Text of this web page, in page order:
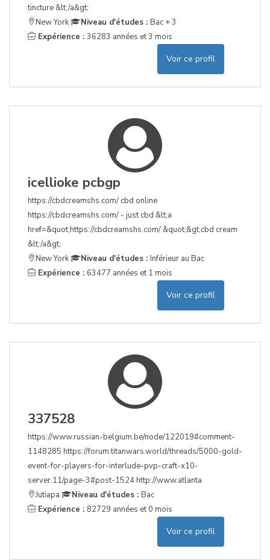
tincture &lt;/a&gt;
New York
Niveau d'études : Bac + 3
Expérience : 36283 années et 3 mois
Voir ce profil
icellioke pcbgp
https://cbdcreamshs.com/ cbd online
https://cbdcreamshs.com/ - just cbd &lt;a
href=&quot;https://cbdcreamshs.com/ &quot;&gt;cbd cream
&lt;/a&gt;
New York
Niveau d'études : Inférieur au Bac
Expérience : 63477 années et 1 mois
Voir ce profil
337528
https://www.russian-belgium.be/node/122019#comment-
1148285 https://forum.titanwars.world/threads/5000-gold-
event-for-players-for-interlude-pvp-craft-x10-
server.11/page-3#post-1524 http://www.atlanta
Jutiapa
Niveau d'études : Bac
Expérience : 82729 années et 0 mois
Voir ce profil